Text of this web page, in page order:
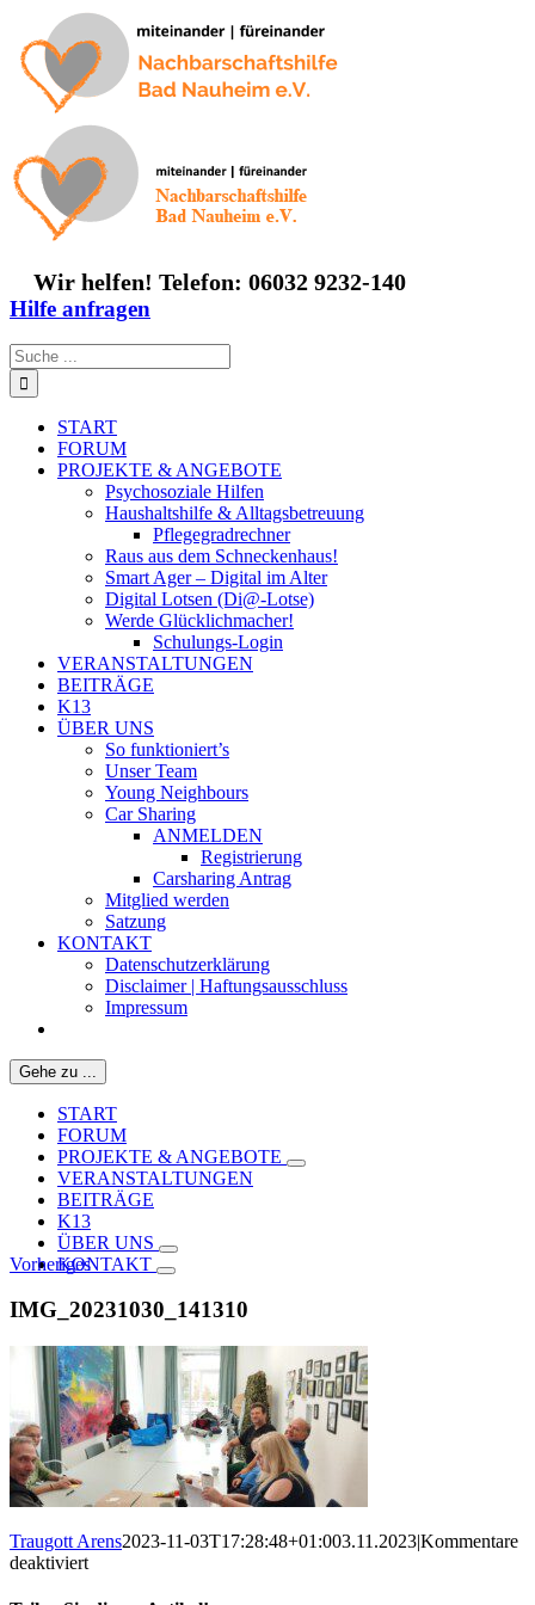
Inhalt
springen
Wir helfen! Telefon: 06032 9232-140
Hilfe anfragen
Suche
nach:
START
FORUM
PROJEKTE & ANGEBOTE
Psychosoziale Hilfen
Haushaltshilfe & Alltagsbetreuung
Pflegegradrechner
Raus aus dem Schneckenhaus!
Smart Ager – Digital im Alter
Digital Lotsen (Di@-Lotse)
Werde Glücklichmacher!
Schulungs-Login
VERANSTALTUNGEN
BEITRÄGE
K13
ÜBER UNS
So funktioniert’s
Unser Team
Young Neighbours
Car Sharing
ANMELDEN
Registrierung
Carsharing Antrag
Mitglied werden
Satzung
KONTAKT
Datenschutzerklärung
Disclaimer | Haftungsausschluss
Impressum
Gehe zu ...
START
FORUM
PROJEKTE & ANGEBOTE
VERANSTALTUNGEN
BEITRÄGE
K13
ÜBER UNS
KONTAKT
Vorheriges
IMG_20231030_141310
Traugott Arens2023-11-03T17:28:48+01:003.11.2023|Kommentare
deaktiviertfür